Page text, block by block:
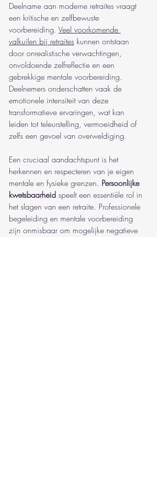
Deelname aan moderne retraites vraagt
een kritische en zelfbewuste
voorbereiding. Veel voorkomende
valkuilen bij retraites kunnen ontstaan
door onrealistische verwachtingen,
onvoldoende zelfreflectie en een
gebrekkige mentale voorbereiding.
Deelnemers onderschatten vaak de
emotionele intensiteit van deze
transformatieve ervaringen, wat kan
leiden tot teleurstelling, vermoeidheid of
zelfs een gevoel van overweldiging.
Een cruciaal aandachtspunt is het
herkennen en respecteren van je eigen
mentale en fysieke grenzen. Persoonlijke
kwetsbaarheid speelt een essentiële rol in
het slagen van een retraite. Professionele
begeleiding en mentale voorbereiding
zijn onmisbaar om mogelijke negatieve